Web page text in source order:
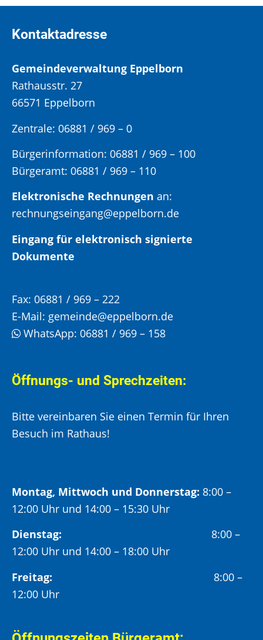
Kontaktadresse
Gemeindeverwaltung Eppelborn
Rathausstr. 27
66571 Eppelborn
Zentrale: 06881 / 969 – 0
Bürgerinformation: 06881 / 969 – 100
Bürgeramt: 06881 / 969 – 110
Elektronische Rechnungen an:
rechnungseingang@eppelborn.de
Eingang für elektronisch signierte
Dokumente
Fax: 06881 / 969 – 222
E-Mail: gemeinde@eppelborn.de
WhatsApp: 06881 / 969 – 158
Öffnungs- und Sprechzeiten:
Bitte vereinbaren Sie einen Termin für Ihren
Besuch im Rathaus!
Montag, Mittwoch und Donnerstag: 8:00 –
12:00 Uhr und 14:00 – 15:30 Uhr
Dienstag: 8:00 –
12:00 Uhr und 14:00 – 18:00 Uhr
Freitag:
8:00 –
12:00 Uhr